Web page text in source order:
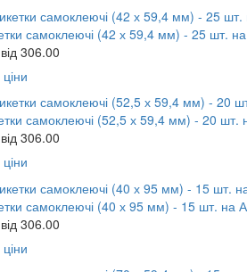
самоклеючі (42 х 59,4 мм) - 25 шт. на
306.00
ціни
самоклеючі (52,5 х 59,4 мм) - 20 шт.
306.00
ціни
самоклеючі (40 х 95 мм) - 15 шт. на
306.00
ціни